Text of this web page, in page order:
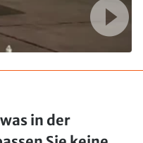
in der